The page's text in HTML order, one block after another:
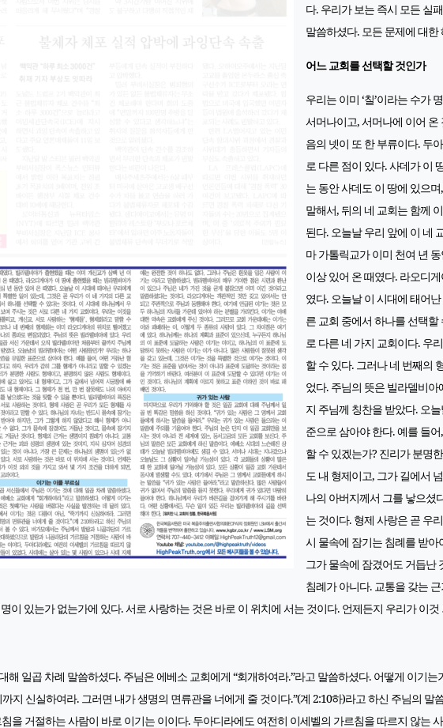
다. 우리가 보는 즉시 모든 실
말씀하셨다. 모든 문제에 대
어느 교회를 선택할 것인가
우리는 이미 ‘칠’이라는 수가
서머나이고, 서머나에 이어
음의 넷이 또 한 부류이다. 두
로 다른 점이 있다. 사데가 이
는 동안 사데도 이 땅에 있으
말해서, 뒤의 네 교회는 함께
된다. 오늘날 우리 앞에 이 네
마 가톨릭교가 이미 천여 년
이상 있어 온 때였다. 라오디
였다. 오늘날 이 시대에 태어
른 교회 중에서 하나를 선택
로 다른 네 가지 교회이다. 우
할 수 있다. 그러나 네 번째의
었다. 주님의 뜻은 빌라델비
지 주님께 칭찬을 받았다. 오
준으로 삼아야 한다. 예를 들
할 수 있겠는가? 진리가 분명
도 내 형제이고, 그가 길에서
나의 아버지께서 그를 낳으셨
는 것이다. 형제 사랑은 곧 우
시 물속에 잠기는 침례를 받
그가 물속에 잠겼어도 거듭난
침례가 아니다. 교통을 갖는
이 있는가 없는가에 있다. 서로 사랑하는 것은 바로 이 위치에 서는 것이다. 언제든지 우리가 이
해 일곱 차례 말씀하셨다. 주님은 에베소 교회에게 “회개하여라.”라고 말씀하셨다. 어떻게 이기
지 신실하여라. 그러면 내가 생명의 면류관을 너에게 줄 것이다.”(계 2:10하)라고 하신 주님의 말
을 거절하는 사람이 바로 이기는 이이다. 두아디라에도 여전히 이세벨의 가르침을 따르지 않는